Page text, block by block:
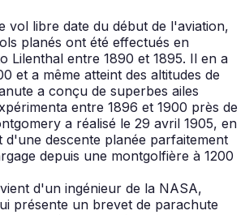
vol libre date du début de l'aviation,
planés ont été effectués en
Lilenthal entre 1890 et 1895. Il en a
et a même atteint des altitudes de
a conçu de superbes ailes
entre 1896 et 1900 près de
a réalisé le 29 avril 1905, en
descente planée parfaitement
depuis une montgolfière à 1200
d'un ingénieur de la NASA,
présente un brevet de parachute